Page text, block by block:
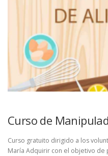
Curso de
Curso gratuito dirigido a los
María Adquirir con el objetivo